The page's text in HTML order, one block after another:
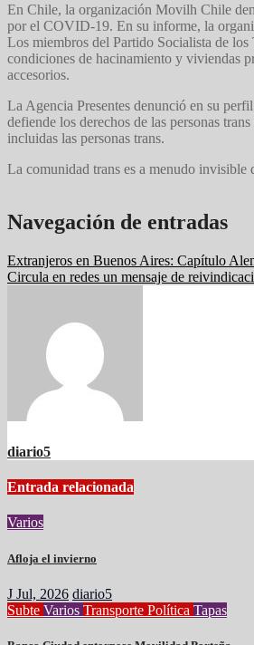
En Chile, la organización Movilh Chile
por el COVID-19. En su informe, la
Los miembros del Partido Socialista de
condiciones de hacinamiento y viviendas
accesorios.
La Agencia Presentes denunció en su
defiende los derechos de las personas
incluidas las personas trans.
La comunidad trans es a menudo invisible
Navegación de entradas
Extranjeros en Buenos Aires: Capítulo
Circula en redes un mensaje de
diario5
Entrada relacionada
Varios
Afloja el invierno
J Jul, 2026 diario5
Subte Varios Transporte Política Tapas